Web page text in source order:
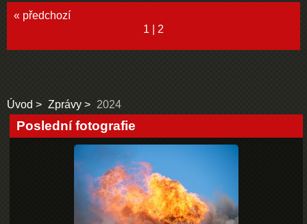
« předchozí
1
2
Úvod Zprávy 2024
Poslední fotografie